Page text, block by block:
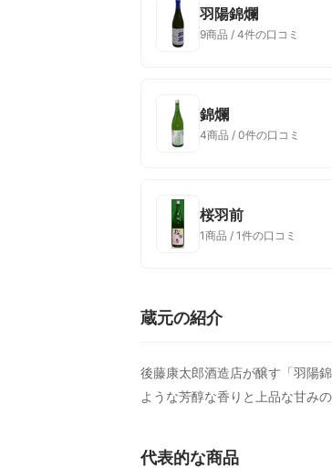
羽陽錦爛
9商品 / 4件の口コミ
錦爛
4商品 / 0件の口コミ
桜羽前
1商品 / 1件の口コミ
蔵元の紹介
後藤康太郎酒造店が醸す「羽陽
ような芳醇な香りと上品な甘みの
代表的な商品